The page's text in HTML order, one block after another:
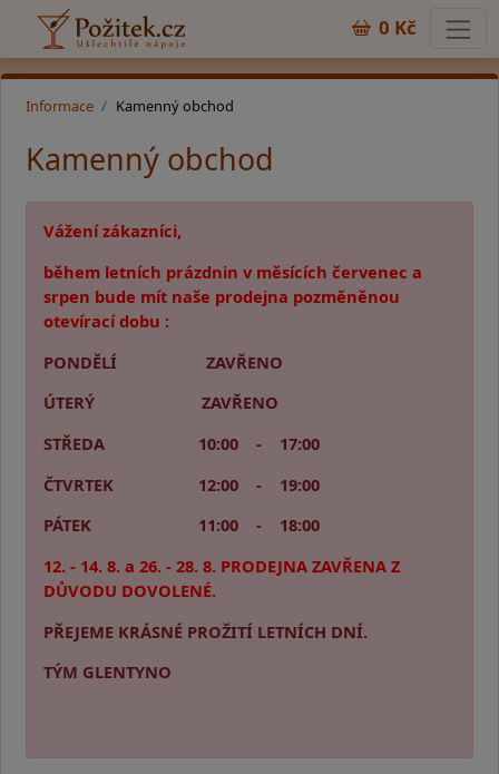
0 Kč
Informace Kamenný obchod
Kamenný obchod
Vážení zákazníci,
během letních prázdnin v měsících červenec a
srpen bude mít naše prodejna pozměněnou
otevírací dobu :
PONDĚLÍ ZAVŘENO
ÚTERÝ ZAVŘENO
STŘEDA 10:00 - 17:00
ČTVRTEK 12:00 - 19:00
PÁTEK 11:00 - 18:00
12. - 14. 8. a 26. - 28. 8. PRODEJNA ZAVŘENA Z
DŮVODU DOVOLENÉ.
PŘEJEME KRÁSNÉ PROŽITÍ LETNÍCH DNÍ.
TÝM GLENTYNO